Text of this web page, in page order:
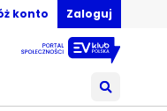
konto Zaloguj